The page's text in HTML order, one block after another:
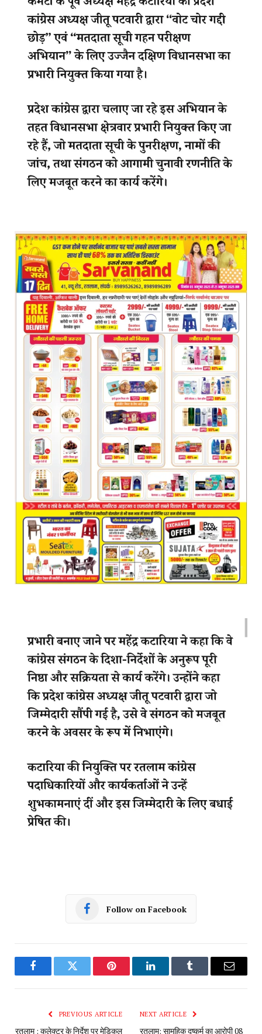
Follow on Facebook
FacebookTwitter Pinterest LinkedInTumblr Email
PREVIOUS ARTICLE
रतलाम : कलेक्टर के निर्देश पर मेडिकल
NEXT ARTICLE
रतलाम: सामूहिक दुष्कर्म का आरोपी 08